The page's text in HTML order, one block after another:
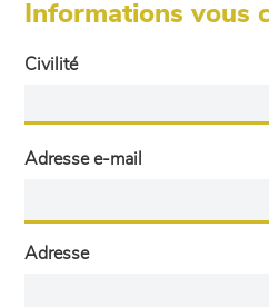
Informations vous
Civilité
Adresse e-mail
Adresse